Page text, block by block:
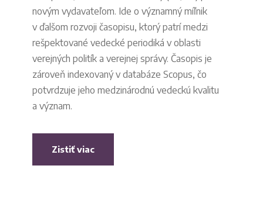
novým vydavateľom. Ide o významný míľnik
v ďalšom rozvoji časopisu, ktorý patrí medzi
rešpektované vedecké periodiká v oblasti
verejných politík a verejnej správy. Časopis je
zároveň indexovaný v databáze Scopus, čo
potvrdzuje jeho medzinárodnú vedeckú kvalitu
a význam.
Zistiť viac